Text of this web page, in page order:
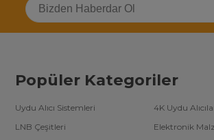
Popüler Kategoriler
Uydu Alıcı Sistemleri
4K Uydu
LNB Çeşitleri
Elektronik